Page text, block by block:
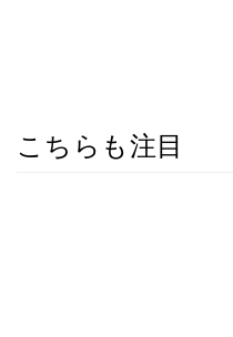
こちらも注目